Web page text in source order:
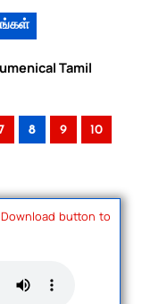
Tamil
8 9 10
button to